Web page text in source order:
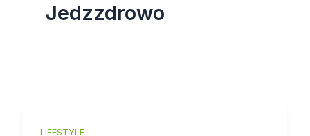
Jedzzdrowo
LIFESTYLE